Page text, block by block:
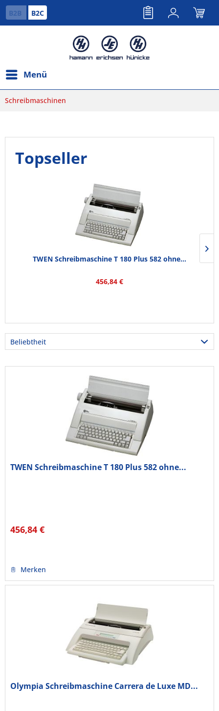
B2B B2C
Menü
Schreibmaschinen
Topseller
TWEN Schreibmaschine T 180 Plus 582 ohne...
456,84 €
TWEN Schreibmaschine T 180 Plus 582 ohne...
456,84 €
Merken
Olympia Schreibmaschine Carrera de Luxe MD...